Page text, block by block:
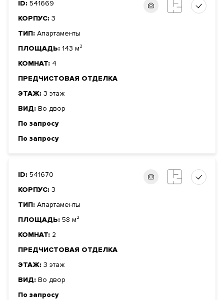
ID: 541669
КОРПУС: 3
ТИП: Апартаменты
ПЛОЩАДЬ: 143 м²
КОМНАТ: 4
ПРЕДЧИСТОВАЯ ОТДЕЛКА
ЭТАЖ: 3 этаж
ВИД: Во двор
По запросу
По запросу
ID: 541670
КОРПУС: 3
ТИП: Апартаменты
ПЛОЩАДЬ: 58 м²
КОМНАТ: 2
ПРЕДЧИСТОВАЯ ОТДЕЛКА
ЭТАЖ: 3 этаж
ВИД: Во двор
По запросу